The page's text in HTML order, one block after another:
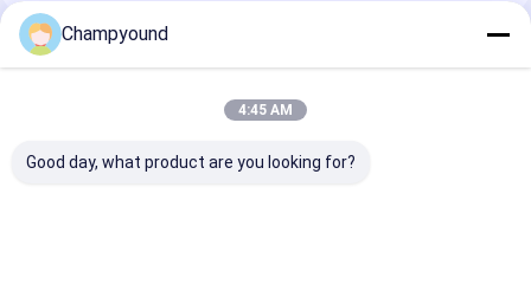
추천된 제품
Champyound
4:45 AM
Good day, what product are you looking for?